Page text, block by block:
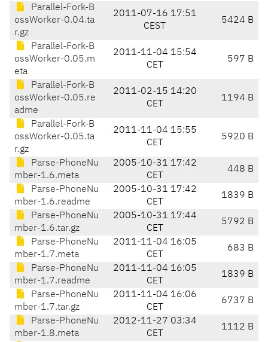
Parallel-Fork-B
ossWorker-0.04.ta
r.gz
2011-07-16 17:51
CEST
5424 B
Parallel-Fork-B
ossWorker-0.05.m
eta
2011-11-04 15:54
CET
597 B
Parallel-Fork-B
ossWorker-0.05.re
adme
2011-02-15 14:20
CET
1194 B
Parallel-Fork-B
ossWorker-0.05.ta
r.gz
2011-11-04 15:55
CET
5920 B
Parse-PhoneNu
mber-1.6.meta
2005-10-31 17:42
CET
448 B
Parse-PhoneNu
mber-1.6.readme
2005-10-31 17:42
CET
1839 B
Parse-PhoneNu
mber-1.6.tar.gz
2005-10-31 17:44
CET
5792 B
Parse-PhoneNu
mber-1.7.meta
2011-11-04 16:05
CET
683 B
Parse-PhoneNu
mber-1.7.readme
2011-11-04 16:05
CET
1839 B
Parse-PhoneNu
mber-1.7.tar.gz
2011-11-04 16:06
CET
6737 B
Parse-PhoneNu
mber-1.8.meta
2012-11-27 03:34
CET
1112 B